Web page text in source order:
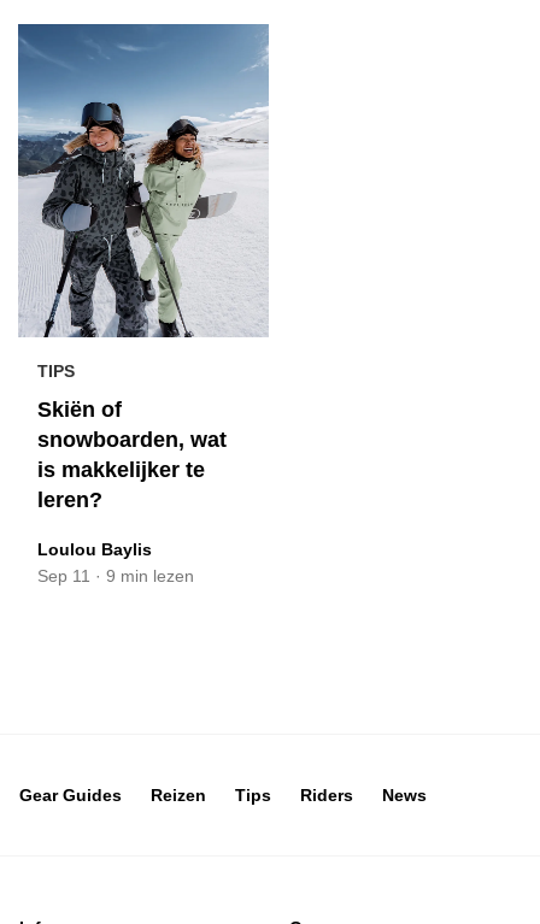
TIPS
Skiën of
snowboarden, wat
is makkelijker te
leren?
Loulou Baylis
Sep 11 · 9 min lezen
Gear Guides Reizen Tips Riders News